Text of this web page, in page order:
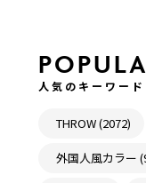
人気のキーワード
THROW (2072)
外国人風カラー